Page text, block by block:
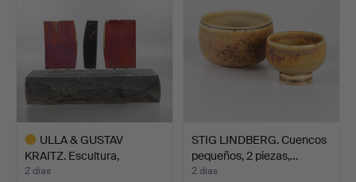
ULLA & GUSTAV
KRAITZ. Escultura,
composici…
2 días
STIG LINDBERG. Cuencos
pequeños, 2 piezas,…
2 días